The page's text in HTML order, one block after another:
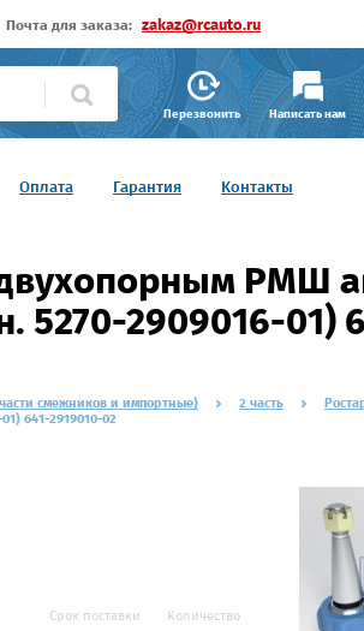
Почта для заказа: zakaz@rcauto.ru
Перезвонить Написать нам
Оплата Гарантия Контакты
РМШ
5270-2909016-01)
смежников и импортные) 2 часть
641-2919010-02
Срок поставки Количество